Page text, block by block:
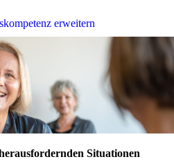
erweitern
Situationen